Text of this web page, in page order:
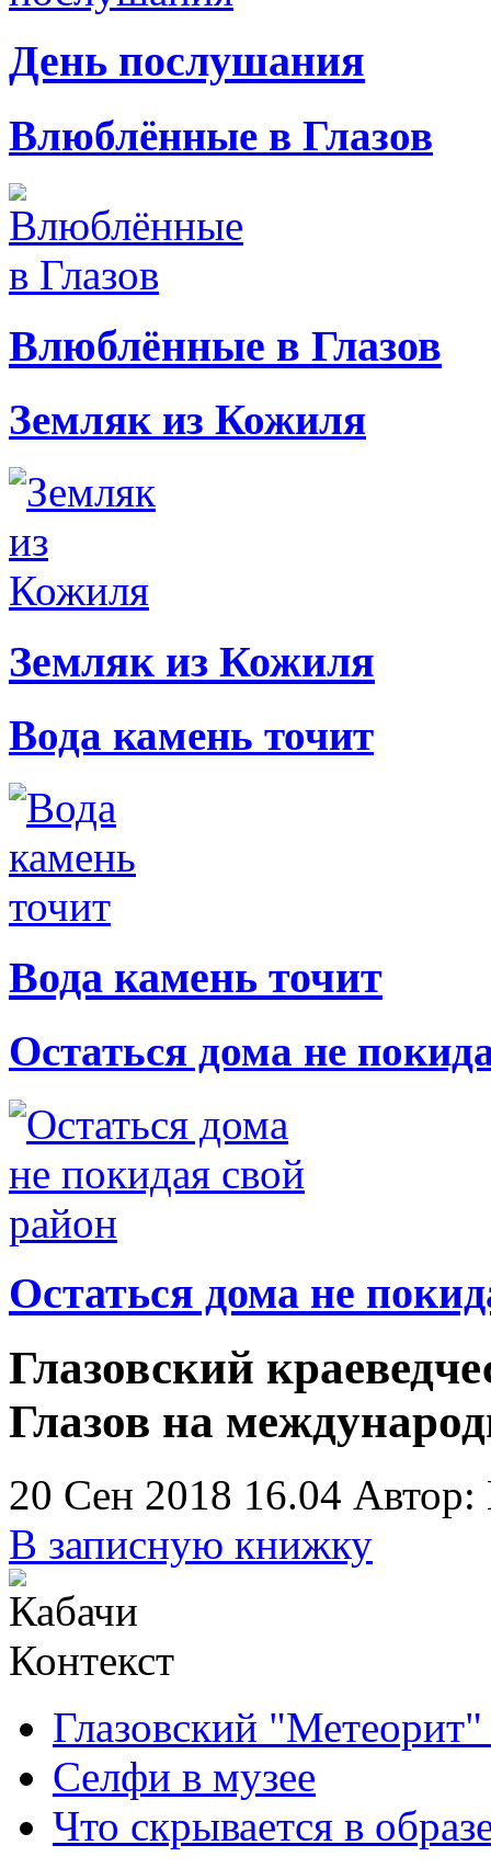
День послушания
Влюблённые в Глазов
Влюблённые в Глазов
Земляк из Кожиля
Земляк из Кожиля
Вода камень точит
Вода камень точит
Остаться дома не
Остаться дома не
Глазовский
Глазов на
20 Сен 2018 16.04 Автор:
В записную книжку
Контекст
Глазовский
Селфи в музее
Что скрывается в